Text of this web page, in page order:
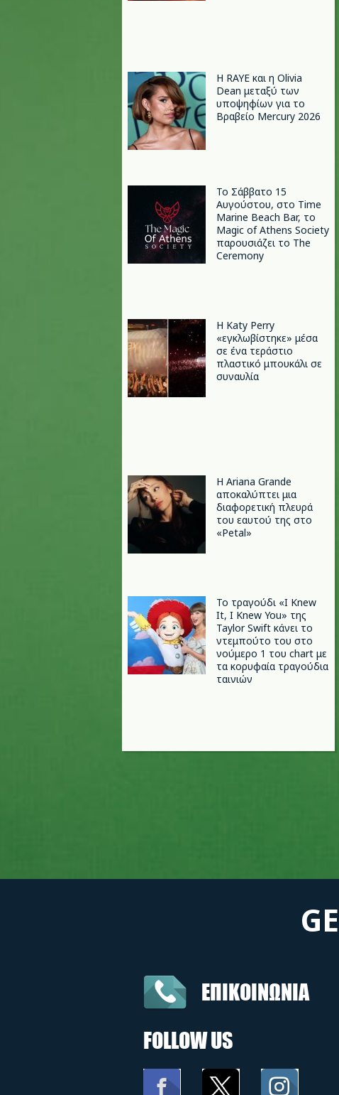
Η RAYE και η Olivia
Dean μεταξύ των
υποψηφίων για το
Βραβείο Mercury 2026
Το Σάββατο 15
Αυγούστου, στο Time
Marine Beach Bar, το
Magic of Athens Society
παρουσιάζει το The
Ceremony
H Katy Perry
«εγκλωβίστηκε» μέσα
σε ένα τεράστιο
πλαστικό μπουκάλι σε
συναυλία
Η Ariana Grande
αποκαλύπτει μια
διαφορετική πλευρά
του εαυτού της στο
«Petal»
Το τραγούδι «I Knew
It, I Knew You» της
Taylor Swift κάνει το
ντεμπούτο του στο
νούμερο 1 του chart με
τα κορυφαία τραγούδια
ταινιών
ΕΠΙΚΟΙΝΩΝΙΑ
FOLLOW US